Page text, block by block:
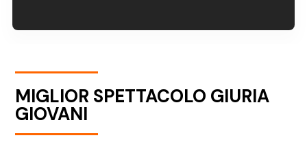
MIGLIOR SPETTACOLO GIURIA
GIOVANI